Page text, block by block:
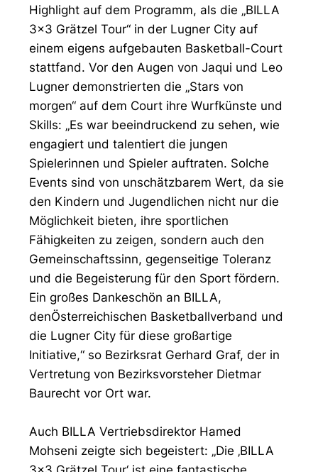
Highlight auf dem Programm, als die „BILLA
3x3 Grätzel Tour“ in der Lugner City auf
einem eigens aufgebauten Basketball-Court
stattfand. Vor den Augen von Jaqui und Leo
Lugner demonstrierten die „Stars von
morgen“ auf dem Court ihre Wurfkünste und
Skills: „Es war beeindruckend zu sehen, wie
engagiert und talentiert die jungen
Spielerinnen und Spieler auftraten. Solche
Events sind von unschätzbarem Wert, da sie
den Kindern und Jugendlichen nicht nur die
Möglichkeit bieten, ihre sportlichen
Fähigkeiten zu zeigen, sondern auch den
Gemeinschaftssinn, gegenseitige Toleranz
und die Begeisterung für den Sport fördern.
Ein großes Dankeschön an BILLA,
denÖsterreichischen Basketballverband und
die Lugner City für diese großartige
Initiative,“ so Bezirksrat Gerhard Graf, der in
Vertretung von Bezirksvorsteher Dietmar
Baurecht vor Ort war.
Auch BILLA Vertriebsdirektor Hamed
Mohseni zeigte sich begeistert: „Die ‚BILLA